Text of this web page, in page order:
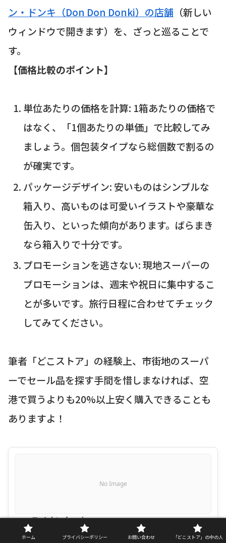
ン・ドンキ（Don Don Donki）の店舗 （新しい
ウィンドウで開きます）を、ざっと巡ることで
す。
【価格比較のポイント】
単位あたりの価格を計算: 1箱あたりの価格で
はなく、「1個あたりの単価」で比較してみ
ましょう。個包装タイプなら総個数で割るの
が確実です。
パッケージデザイン: 安いものはシンプルな
箱入り、高いものは可愛いイラストや豪華な
缶入り、といった傾向があります。ばらまき
なら箱入りで十分です。
プロモーションを逃さない: 現地スーパーの
プロモーションは、週末や祝日に集中するこ
とが多いです。旅行日程に合わせてチェック
してみてください。
筆者「どこストア」の経験上、市街地のスーパ
ーでセール品を探す手間を惜しまなければ、空
港で買うよりも20%以上安く購入できることも
ありますよ！
No Image
マーライオンクッキー
ホーム プライバシーポリシー お問い合わせ 「どこストア」の中の人